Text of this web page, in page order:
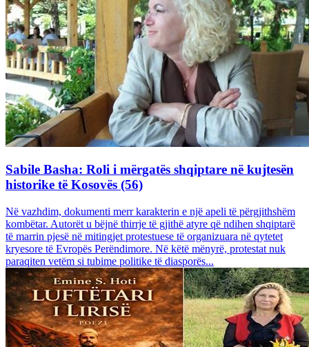
Sabile Basha: Roli i mërgatës shqiptare në kujtesën
historike të Kosovës (56)
Në vazhdim, dokumenti merr karakterin e një apeli të përgjithshëm
kombëtar. Autorët u bëjnë thirrje të gjithë atyre që ndihen shqiptarë
të marrin pjesë në mitingjet protestuese të organizuara në qytetet
kryesore të Evropës Perëndimore. Në këtë mënyrë, protestat nuk
paraqiten vetëm si tubime politike të diasporës...